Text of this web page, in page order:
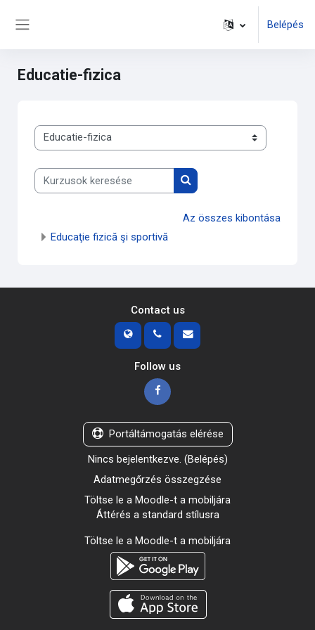
Belépés
Educatie-fizica
Kurzuskategóriák
Kurzusok keresése
Kurzusok keresése
Az összes kibontása
Educaţie fizică şi sportivă
Contact us
Follow us
Portáltámogatás elérése
Nincs bejelentkezve. (Belépés)
Adatmegőrzés összegzése
Töltse le a Moodle-t a mobiljára
Áttérés a standard stílusra
Töltse le a Moodle-t a mobiljára